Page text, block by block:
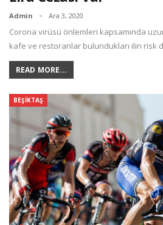
Admin Ara 3, 2020
Corona virüsü önlemleri kapsamında
kafe ve restoranlar bulundukları ilin risk
READ MORE...
BEŞIKTAŞ